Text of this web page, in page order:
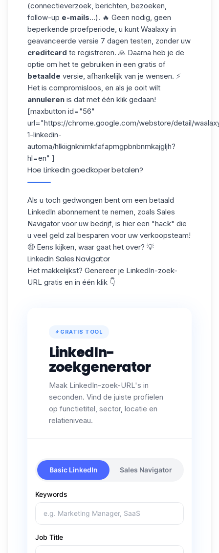
(connectieverzoek, berichten , bezoeken,
follow-up e-mails...). 🔥 Geen nodig, geen
beperkende proefperiode, u kunt Waalaxy in
geavanceerde versie 7 dagen testen, zonder uw
creditcard te registreren. 🙏 Daarna heb je de
optie om het te gebruiken in een gratis of
betaalde versie, afhankelijk van je wensen. ⚡
Het is compromisloos, en als je ooit wilt
annuleren is dat met één klik gedaan!
[maxbutton id="56"
url="https://chrome.google.com/webstore/detail/
1-linkedin-
automa/hlkiignknimkfafapmgpbnbnmkajgljh?
hl=en" ]
Hoe LinkedIn goedkoper betalen?
Als u toch gedwongen bent om een betaald
LinkedIn abonnement te nemen, zoals Sales
Navigator voor uw bedrijf, is hier een "hack" die
u veel geld zal besparen voor uw verkoopsteam!
🤑 Eens kijken, waar gaat het over? 💡
LinkedIn Sales Navigator
Het makkelijkst? Genereer je LinkedIn-zoek-
URL gratis en in één klik 👇
GRATIS TOOL
LinkedIn-
zoekgenerator
Maak LinkedIn-zoek-URL's in
seconden. Vind de juiste profielen
op functietitel, sector, locatie en
relatieniveau.